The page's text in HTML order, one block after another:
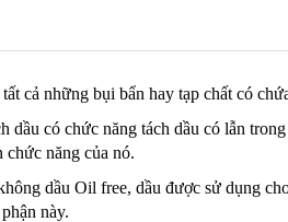
cả những bụi bẩn hay tạp chất có
dầu có chức năng tách dầu có lẫn
năng của nó.
dầu Oil free, dầu được sử dụng
này.